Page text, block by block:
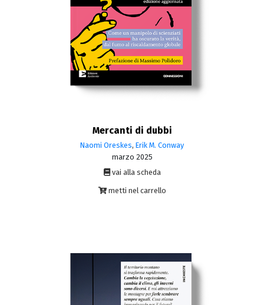
Mercanti di dubbi
Naomi Oreskes, Erik M. Conway
marzo 2025
vai alla scheda
metti nel carrello